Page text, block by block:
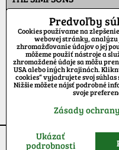
PAT A MAT
MASKÁČ
ŠILTOVKY
TEPLÁKY
Predvoľby súkromia
Predvoľby
Cookies používame na
webovej stránky, analýzu
zhromažďovanie údajov o jej
môžeme použiť nástroje a
zhromaždené údaje sa môžu
USA alebo iných krajinách.
cookies“ vyjadrujete svoj
Nižšie môžete nájsť podrobné
svoje
Zásady
Ukázať
podrobnosti